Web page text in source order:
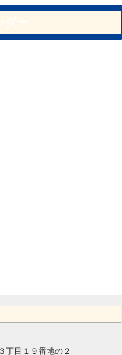
丁目１９番地の２